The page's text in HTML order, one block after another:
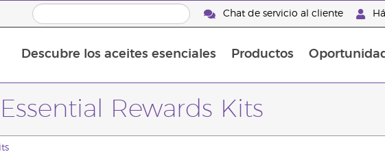
Chat de servicio al cliente
Descubre los aceites esenciales Productos
Essential Rewards Kits